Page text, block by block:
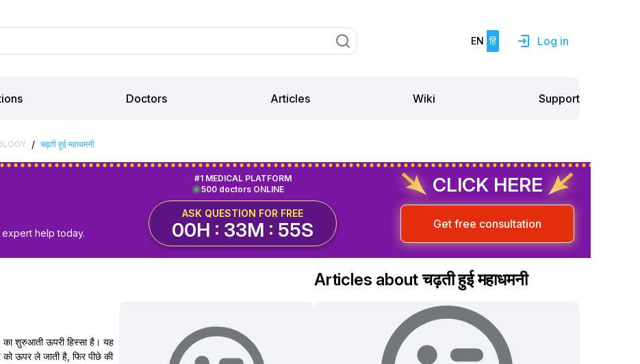
EN हिं Log in
Doctors Articles Wiki Support
/ चढ़ती हुई महाधमनी
help today.
500 doctors ONLINE
#1 MEDICAL PLATFORM
ASK QUESTION FOR FREE
00H : 33M : 54S
CLICK HERE
Get free consultation
शुरुआती ऊपरी हिस्सा है। यह
ऊपर ले जाती है, फिर पीछे की
Articles about चढ़ती हुई महाधमनी